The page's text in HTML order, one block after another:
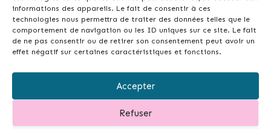
informations des appareils. Le fait de consentir à ces
technologies nous permettra de traiter des données telles que le
comportement de navigation ou les ID uniques sur ce site. Le fait
de ne pas consentir ou de retirer son consentement peut avoir un
effet négatif sur certaines caractéristiques et fonctions.
Accepter
Refuser
© 2026 Théla -Nicolas Le Gall
Ce site dans votre commune ?
tous•tes, permettant de développer les liens
intergénérationnels et la vie de votre ville ou